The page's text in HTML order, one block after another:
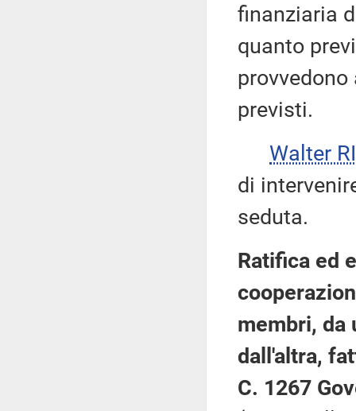
finanziaria
quanto
previsti.
Walter
di
seduta.
Ratifica ed
membri, da
dall'altra,
C. 1267